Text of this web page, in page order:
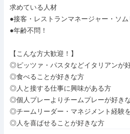
求めている人材
●接客・レストランマネージャー・ソム
●年齢不問！
【こんな方大歓迎！】
◎ピッツァ・パスタなどイタリアンが
◎食べることが好きな方
◎人と接する仕事に興味がある方
◎個人プレーよりチームプレーが好き
◎チームリーダー・マネジメント経験
◎人を喜ばせることが好きな方